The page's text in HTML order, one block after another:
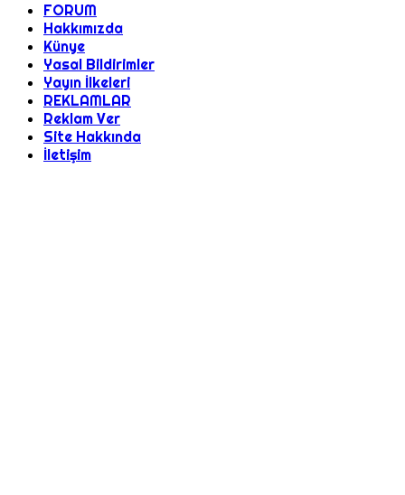
FORUM
Hakkımızda
Künye
Yasal Bildirimler
Yayın İlkeleri
REKLAMLAR
Reklam Ver
Site Hakkında
İletişim